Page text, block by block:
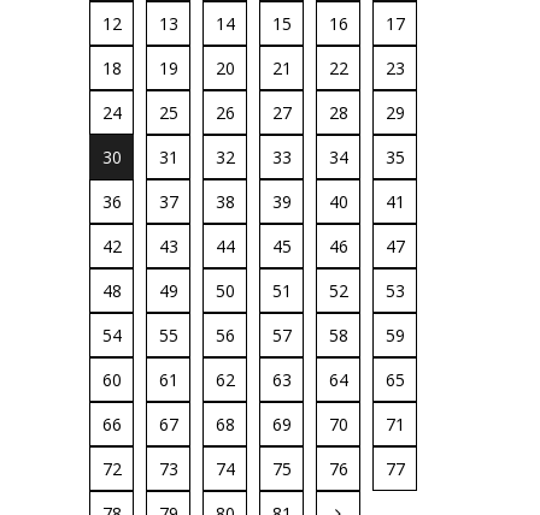
12
13 14 15 16
17
18
19 20 21 22
23
24
25 26 27 28
29
30
31 32 33 34
35
36
37 38 39 40
41
42
43 44 45 46
47
48
49 50 51 52
53
54
55 56 57 58
59
60
61 62 63 64
65
66
67 68 69 70
71
72
73 74 75 76
77